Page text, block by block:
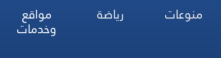
منوعات
رياضة مواقع
وخدمات